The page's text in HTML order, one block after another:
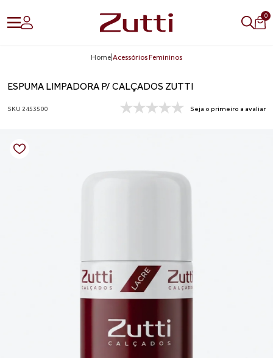
0
Home Acessórios Femininos
ESPUMA LIMPADORA P/ CALÇADOS ZUTTI
SKU 2453500 Seja o primeiro a avaliar